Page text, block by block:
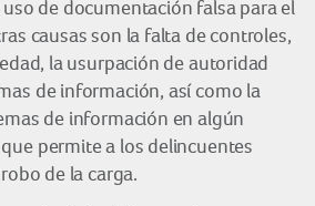
de documentación falsa para el
causas son la falta de controles,
la usurpación de autoridad
de información, así como la
de información en algún
permite a los delincuentes
de la carga.